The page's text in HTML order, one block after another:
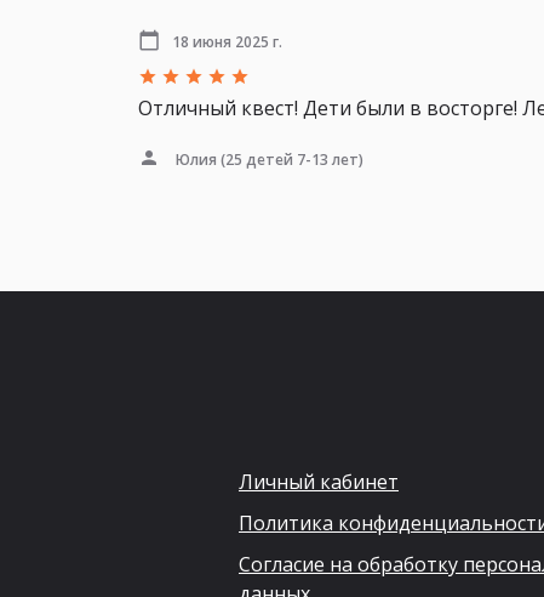
18 июня 2025 г.
Отличный квест! Дети были в восторге!
Юлия (25 детей 7-13 лет)
Личный кабинет
Политика
Согласие на обработку